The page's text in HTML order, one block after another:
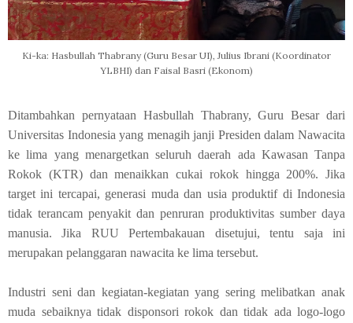
Ki-ka: Hasbullah Thabrany (Guru Besar UI), Julius Ibrani (Koordinator
YLBHI) dan Faisal Basri (Ekonom)
Ditambahkan pernyataan Hasbullah Thabrany, Guru Besar dari
Universitas Indonesia yang menagih janji Presiden dalam Nawacita
ke lima yang menargetkan seluruh daerah ada Kawasan Tanpa
Rokok (KTR) dan menaikkan cukai rokok hingga 200%. Jika
target ini tercapai, generasi muda dan usia produktif di Indonesia
tidak terancam penyakit dan penruran produktivitas sumber daya
manusia. Jika RUU Pertembakauan disetujui, tentu saja ini
merupakan pelanggaran nawacita ke lima tersebut.
Industri seni dan kegiatan-kegiatan yang sering melibatkan anak
muda sebaiknya tidak disponsori rokok dan tidak ada logo-logo